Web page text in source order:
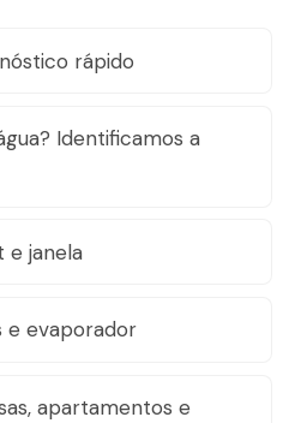
rápido
Identificamos a
e janela
e evaporador
apartamentos e